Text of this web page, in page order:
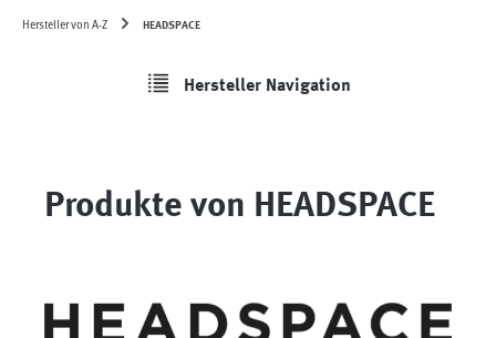
Hersteller von A-Z HEADSPACE
Hersteller Navigation
Produkte von HEADSPACE